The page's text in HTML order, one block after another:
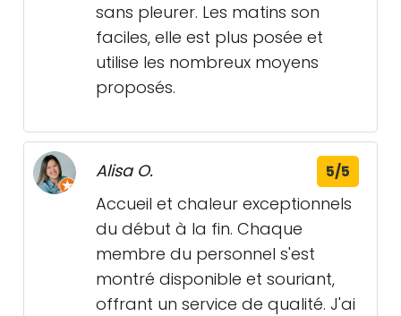
sans pleurer. Les matins son
faciles, elle est plus posée et
utilise les nombreux moyens
proposés.
Alisa O. 5/5
Accueil et chaleur exceptionnels
du début à la fin. Chaque
membre du personnel s'est
montré disponible et souriant,
offrant un service de qualité. J'ai